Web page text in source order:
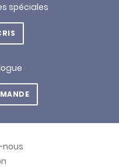
spéciales